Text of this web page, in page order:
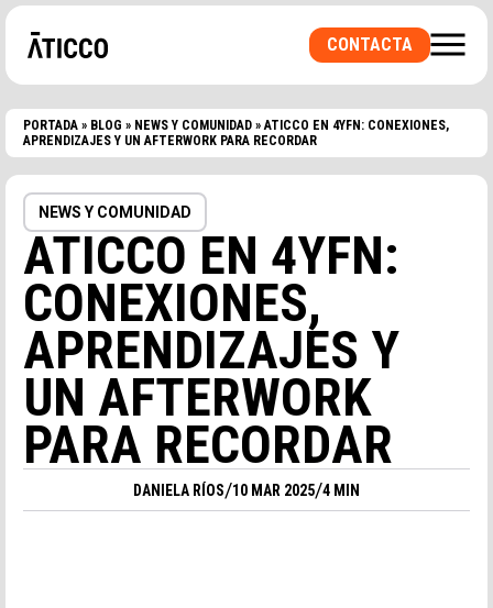
CONTACTA
PORTADA » BLOG » NEWS Y COMUNIDAD »ATICCO EN 4YFN: CONEXIONES,
APRENDIZAJES Y UN AFTERWORK PARA RECORDAR
NEWS Y COMUNIDAD
ATICCO EN 4YFN:
CONEXIONES,
APRENDIZAJES Y
UN AFTERWORK
PARA RECORDAR
DANIELA RÍOS/10 MAR 2025/4 MIN
¿BUSCAS UN ESPACIO DE COWORKING O UNA
OFICINA PRIVADA? ¿UNA SALA PARA
EVENTOS?